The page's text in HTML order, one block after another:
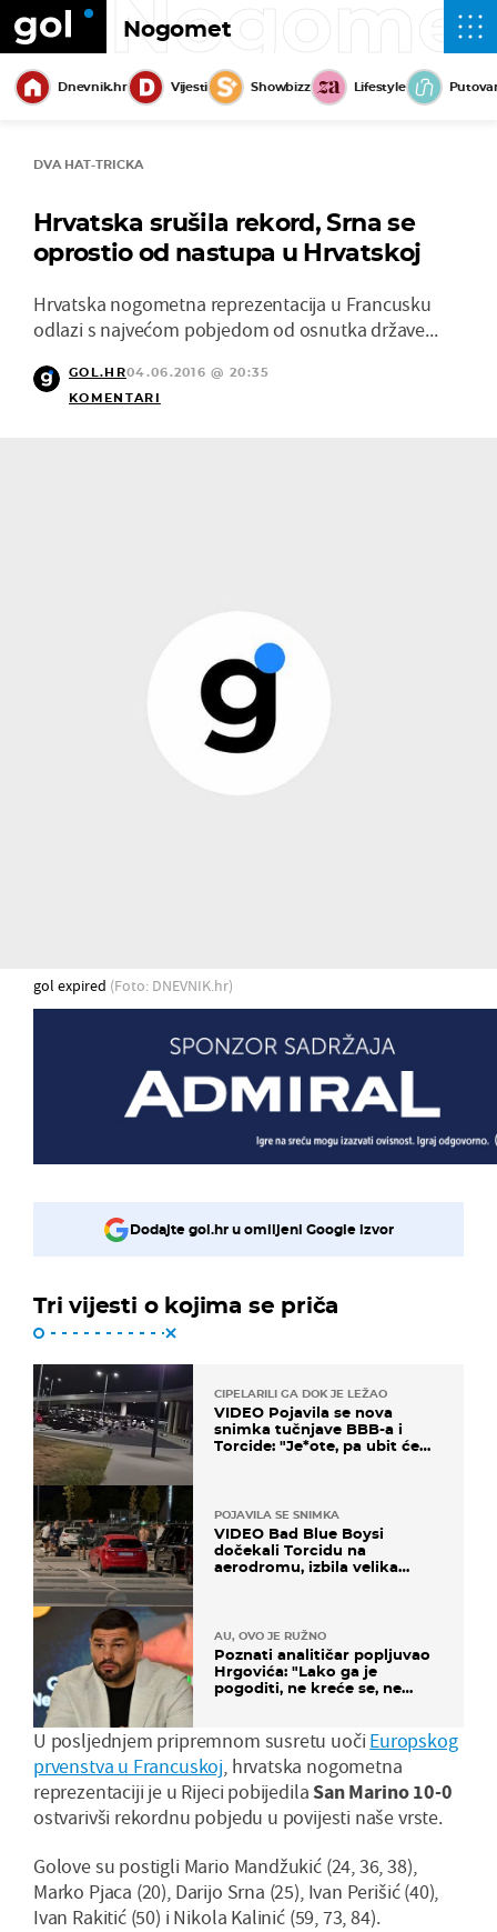
Nogomet
Dnevnik.hr Vijesti Showbizz Lifestyle
DVA HAT-TRICKA
Hrvatska srušila rekord, Srna se
oprostio od nastupa u Hrvatskoj
Hrvatska nogometna reprezentacija u Francusku
odlazi s najvećom pobjedom od osnutka države...
GOL.HR04.06.2016 @ 20:35
KOMENTARI
gol expired (Foto: DNEVNIK.hr)
Dodajte gol.hr u omiljeni Google izvor
Tri vijesti o kojima se priča
CIPELARILI GA DOK JE LEŽAO
VIDEO Pojavila se nova
snimka tučnjave BBB-a i
Torcide: "Je*ote, pa ubit će
POJAVILA SE SNIMKA
VIDEO Bad Blue Boysi
dočekali Torcidu na
aerodromu, izbila velika
AU, OVO JE RUŽNO
Poznati analitičar popljuvao
Hrgovića: "Lako ga je
pogoditi, ne kreće se, ne
U posljednjem pripremnom susretu uoči Europskog
prvenstva u Francuskoj, hrvatska nogometna
reprezentaciji je u Rijeci pobijedila San Marino 10-0
ostvarivši rekordnu pobjedu u povijesti naše vrste.
Golove su postigli Mario Mandžukić (24, 36, 38),
Marko Pjaca (20), Darijo Srna (25), Ivan Perišić (40),
Ivan Rakitić (50) i Nikola Kalinić (59, 73, 84).